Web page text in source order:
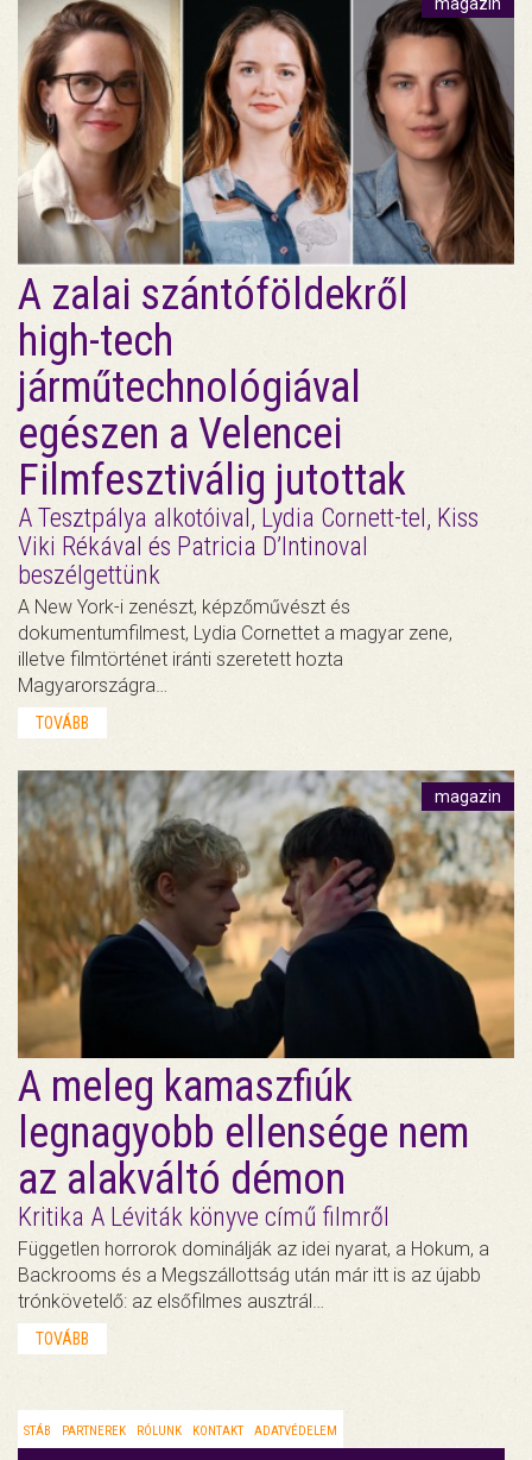
A zalai szántóföldekről
high-tech
járműtechnológiával
egészen a Velencei
Filmfesztiválig jutottak
A Tesztpálya alkotóival, Lydia Cornett-tel, Kiss
Viki Rékával és Patricia D’Intinoval
beszélgettünk
A New York-i zenészt, képzőművészt és
dokumentumfilmest, Lydia Cornettet a magyar zene,
illetve filmtörténet iránti szeretett hozta
Magyarországra…
TOVÁBB
magazin
A meleg kamaszfiúk
legnagyobb ellensége nem
az alakváltó démon
Kritika A Léviták könyve című filmről
Független horrorok dominálják az idei nyarat, a Hokum, a
Backrooms és a Megszállottság után már itt is az újabb
trónkövetelő: az elsőfilmes ausztrál…
TOVÁBB
STÁB PARTNEREK RÓLUNK KONTAKT ADATVÉDELEM